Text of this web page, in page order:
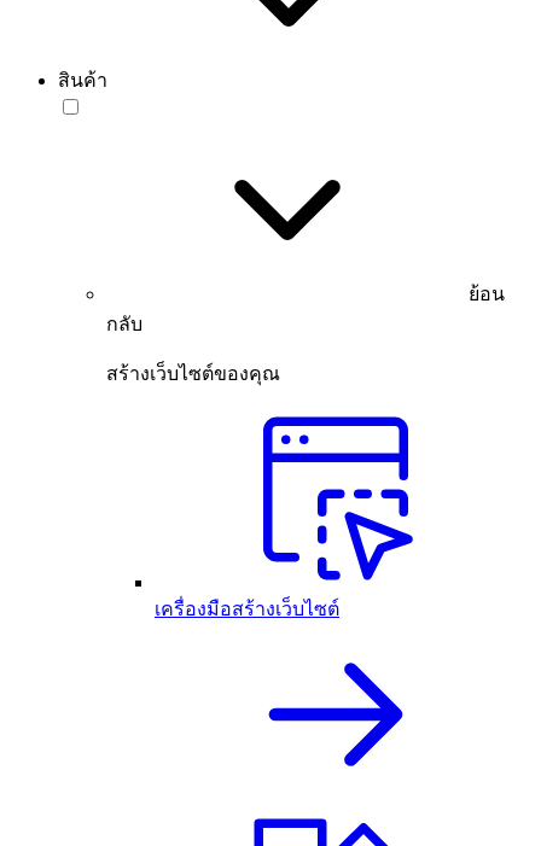
สินค้า
ย้อน
กลับ
สร้างเว็บไซต์ของคุณ
เครื่องมือสร้างเว็บไซต์